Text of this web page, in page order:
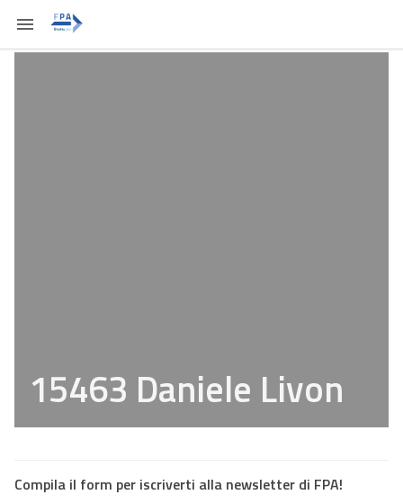
15463 Daniele Livon
Compila il form per iscriverti alla newsletter di FPA!